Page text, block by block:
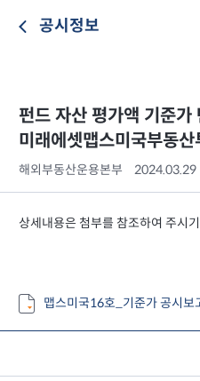
공시정보
펀드 자산 평가액 기준가
미래에셋맵스미국부동
해외부동산운용본부 2024.03.29
상세내용은 첨부를 참조하여 주시
맵스미국16호_기준가 공시